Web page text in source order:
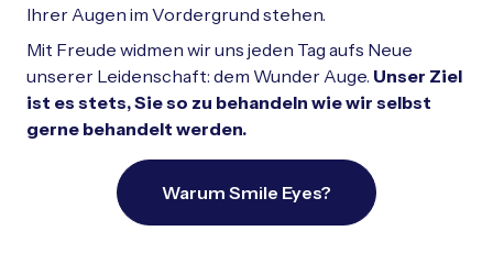
Ihrer Augen im Vordergrund stehen.
Mit Freude widmen wir uns jeden Tag aufs Neue
unserer Leidenschaft: dem Wunder Auge. Unser Ziel
ist es stets, Sie so zu behandeln wie wir selbst
gerne behandelt werden.
Warum Smile Eyes?